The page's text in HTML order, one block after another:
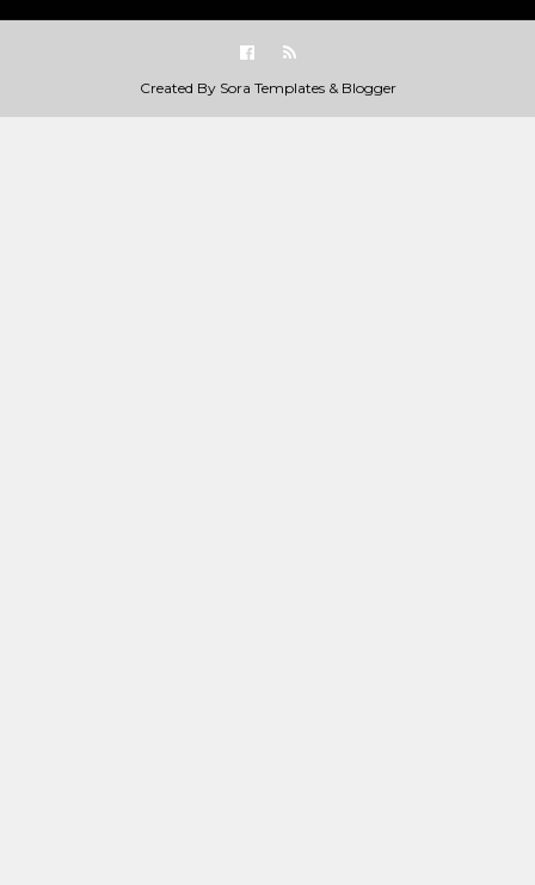
Created By Sora Templates& Blogger